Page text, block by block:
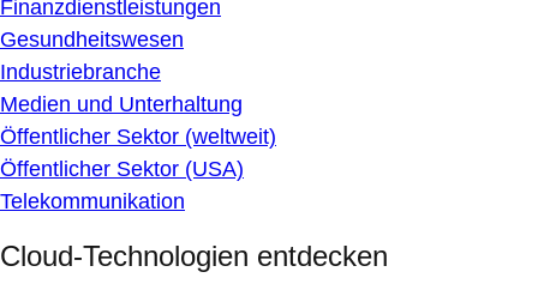
Finanzdienstleistungen
Gesundheitswesen
Industriebranche
Medien und Unterhaltung
Öffentlicher Sektor (weltweit)
Öffentlicher Sektor (USA)
Telekommunikation
Cloud-Technologien entdecken